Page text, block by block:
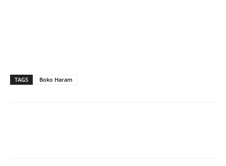
TAGS Boko Haram